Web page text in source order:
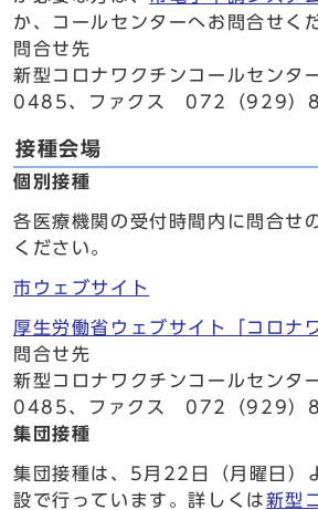
か、コールセンターへお問合せく
問合せ先
新型コロナワクチンコールセン
0485、ファクス 072（929）
接種会場
個別接種
各医療機関の受付時間内に問合せ
ください。
市ウェブサイト
厚生労働省ウェブサイト「コロナ
問合せ先
新型コロナワクチンコールセン
0485、ファクス 072（929）
集団接種
集団接種は、5月22日（月曜日）
設で行っています。詳しくは新型